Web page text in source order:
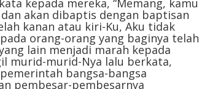
akan dibaptis dengan baptisan
kanan atau kiri-Ku, Aku tidak
orang-orang yang baginya telah
lain menjadi marah kepada
murid-murid-Nya lalu berkata,
bangsa-bangsa
pembesar-pembesarnya